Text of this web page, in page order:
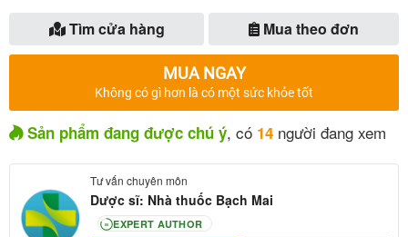
Tìm cửa hàng Mua theo đơn
MUA NGAY
Không có gì hơn là có một sức khỏe tốt
Sản phẩm đang được chú ý, có 14 người đang xem
Tư vấn chuyên môn
Dược sĩ: Nhà thuốc Bạch Mai
80 EXPERT AUTHOR